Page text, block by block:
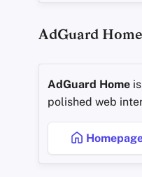
AdGuard Home
AdGuard Home
polished web